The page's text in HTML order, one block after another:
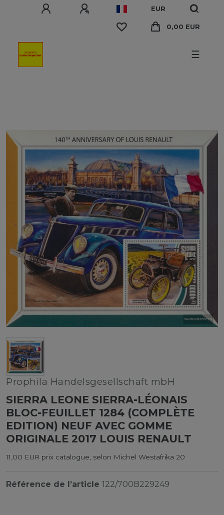
EUR
0,00 EUR
☰
Prophila Handelsgesellschaft mbH
SIERRA LEONE SIERRA-LÉONAIS
BLOC-FEUILLET 1284 (COMPLÈTE
EDITION) NEUF AVEC GOMME
ORIGINALE 2017 LOUIS RENAULT
11,00 EUR prix catalogue, selon Michel Westafrika 20
Référence de l’article 122/700B229249